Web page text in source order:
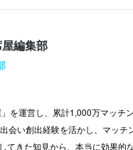
編集部
を運営し、累計1,000万マッチ
会い創出経験を活かし、マッ
てきた知見から、本当に効果